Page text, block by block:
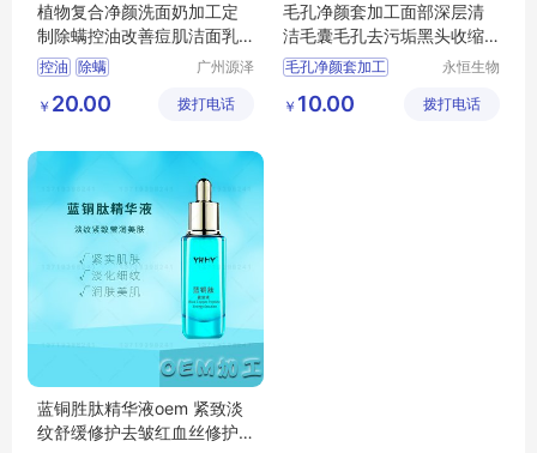
植物复合净颜洗面奶加工定
制除螨控油改善痘肌洁面乳
贴牌OEM
控油 除螨
广州源泽
公司
￥ 20.00 拨打电话
毛孔净颜套加工面部深层清
洁毛囊毛孔去污垢黑头收缩
毛孔控油套
毛孔净颜套加工
毛囊毛孔去污垢套
永恒生物
（广州）
￥ 10.00 拨打电话
蓝铜胜肽精华液oem 紧致淡
纹舒缓修护去皱红血丝修护